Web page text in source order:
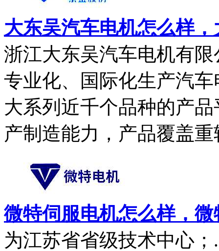
大东吴汽车电机怎么样
浙江大东吴汽车电机有
专业化、国际化生产汽
大系列近千个品种的产
产制造能力，产品覆盖重
微特伺服电机怎么样，
为江苏省省级技术中心；